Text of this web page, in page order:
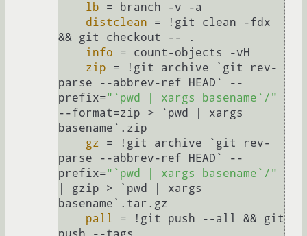
lb = branch -v -a
distclean = !git clean -fdx
&& git checkout -- .
info = count-objects -vH
zip = !git archive `git rev-
parse --abbrev-ref HEAD` --
prefix="`pwd | xargs basename`/"
--format=zip > `pwd | xargs
basename`.zip
gz = !git archive `git rev-
parse --abbrev-ref HEAD` --
prefix="`pwd | xargs basename`/"
| gzip > `pwd | xargs
basename`.tar.gz
pall = !git push --all && git